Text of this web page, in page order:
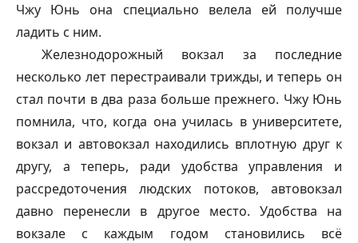
Чжу Юнь она специально велела ей получше
ладить с ним.
Железнодорожный вокзал за последние
несколько лет перестраивали трижды, и теперь он
стал почти в два раза больше прежнего. Чжу Юнь
помнила, что, когда она училась в университете,
вокзал и автовокзал находились вплотную друг к
другу, а теперь, ради удобства управления и
рассредоточения людских потоков, автовокзал
давно перенесли в другое место. Удобства на
вокзале с каждым годом становились всё